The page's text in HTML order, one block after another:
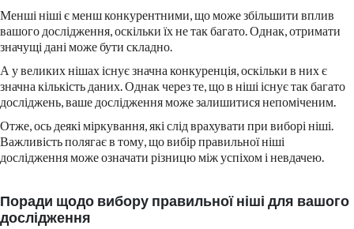
Менші ніші є менш конкурентними, що може збільшити вплив
вашого дослідження, оскільки їх не так багато. Однак, отримати
значущі дані може бути складно.
А у великих нішах існує значна конкуренція, оскільки в них є
значна кількість даних. Однак через те, що в ніші існує так багато
досліджень, ваше дослідження може залишитися непоміченим.
Отже, ось деякі міркування, які слід врахувати при виборі ніші.
Важливість полягає в тому, що вибір правильної ніші
дослідження може означати різницю між успіхом і невдачею.
Поради щодо вибору правильної ніші для вашого
дослідження